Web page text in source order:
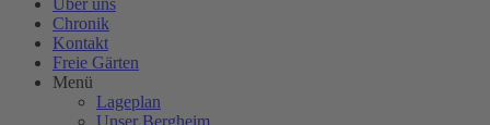
Über uns
Chronik
Kontakt
Freie Gärten
Menü
Lageplan
Unser Bergheim